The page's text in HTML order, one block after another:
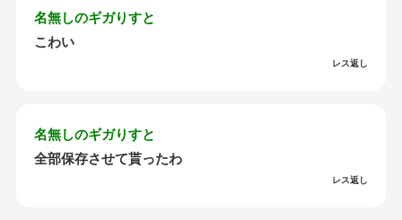
名無しのギガりすと
こわい
レス返し
名無しのギガりすと
全部保存させて貰ったわ
レス返し